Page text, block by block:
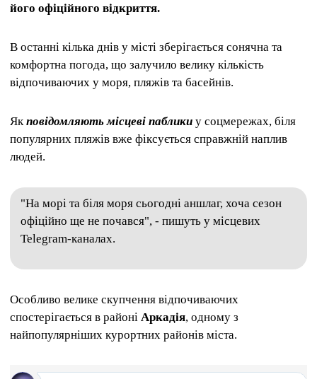
його офіційного відкриття.
В останні кілька днів у місті зберігається сонячна та
комфортна погода, що залучило велику кількість
відпочиваючих у моря, пляжів та басейнів.
Якповідомляють місцеві паблики у соцмережах, біля
популярних пляжів вже фіксується справжній наплив
людей.
"На морі та біля моря сьогодні аншлаг, хоча сезон
офіційно ще не почався", - пишуть у місцевих
Telegram-каналах.
Особливо велике скупчення відпочиваючих
спостерігається в районі Аркадія, одному з
найпопулярніших курортних районів міста.